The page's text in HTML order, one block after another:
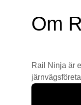
Om
Rail Ninja är